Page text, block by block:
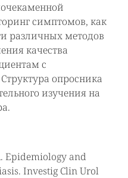
симптомов, как
различных методов
качества
с
опросника
изучения на
Epidemiology and
Investig Clin Urol